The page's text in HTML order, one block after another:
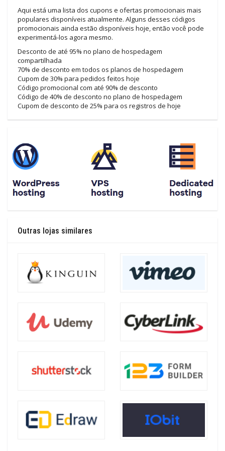
Aqui está uma lista dos cupons e ofertas promocionais mais
populares disponíveis atualmente. Alguns desses códigos
promocionais ainda estão disponíveis hoje, então você pode
experimentá-los agora mesmo.
Desconto de até 95% no plano de hospedagem
compartilhada
70% de desconto em todos os planos de hospedagem
Cupom de 30% para pedidos feitos hoje
Código promocional com até 90% de desconto
Código de 40% de desconto no plano de hospedagem
Cupom de desconto de 25% para os registros de hoje
Outras lojas similares